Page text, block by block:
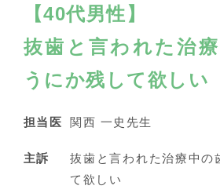
【40代男性】
抜歯と言われた治
うにか残して欲しい
担当医 関西 一史先生
主訴
抜歯と言われた治療中の
て欲しい